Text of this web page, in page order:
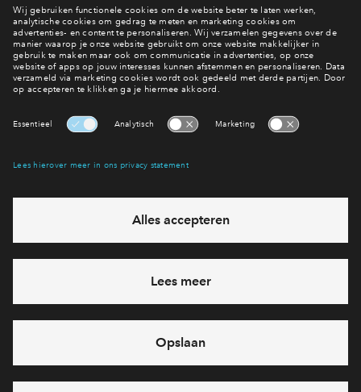
Actueel aanbod
Ook wonen in De Weide Veluwe?
Interesse? Meld je dan snel aan
Hiermee blijf je op de hoogte van het belangrijkste nieuws en
eventuele projecten
Ja, ik wil mij aanmelden
Heb je een vraag en wil je direct antwoord? Bel ons op088
712 21 28